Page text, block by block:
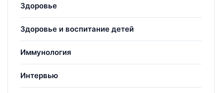
Здоровье
Здоровье и воспитание детей
Иммунология
Интервью